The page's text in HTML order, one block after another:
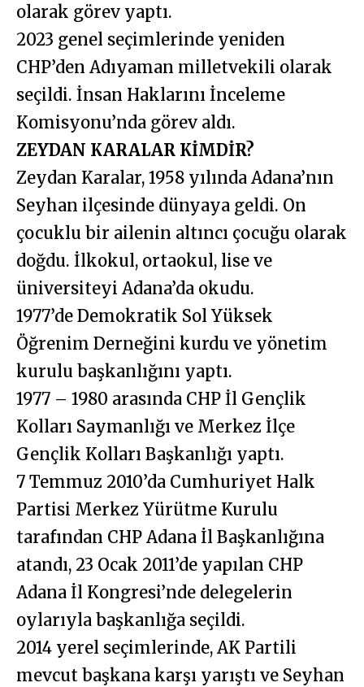
olarak görev yaptı.
2023 genel seçimlerinde yeniden
CHP’den Adıyaman milletvekili olarak
seçildi. İnsan Haklarını İnceleme
Komisyonu’nda görev aldı.
ZEYDAN KARALAR KİMDİR?
Zeydan Karalar, 1958 yılında Adana’nın
Seyhan ilçesinde dünyaya geldi. On
çocuklu bir ailenin altıncı çocuğu olarak
doğdu. İlkokul, ortaokul, lise ve
üniversiteyi Adana’da okudu.
1977’de Demokratik Sol Yüksek
Öğrenim Derneğini kurdu ve yönetim
kurulu başkanlığını yaptı.
1977 – 1980 arasında CHP İl Gençlik
Kolları Saymanlığı ve Merkez İlçe
Gençlik Kolları Başkanlığı yaptı.
7 Temmuz 2010’da Cumhuriyet Halk
Partisi Merkez Yürütme Kurulu
tarafından CHP Adana İl Başkanlığına
atandı, 23 Ocak 2011’de yapılan CHP
Adana İl Kongresi’nde delegelerin
oylarıyla başkanlığa seçildi.
2014 yerel seçimlerinde, AK Partili
mevcut başkana karşı yarıştı ve Seyhan